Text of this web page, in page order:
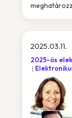
2025.03.11.
2025-ös